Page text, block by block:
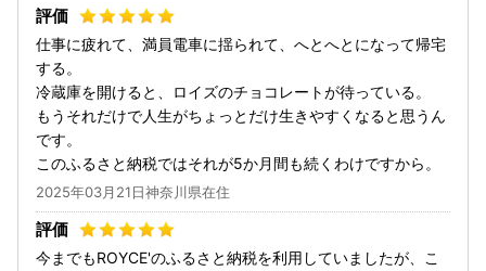
仕事に疲れて、満員電車に揺られて、へとへとになって帰宅
する。
冷蔵庫を開けると、ロイズのチョコレートが待っている。
もうそれだけで人生がちょっとだけ生きやすくなると思うん
です。
このふるさと納税ではそれが5か月間も続くわけですから。
2025年03月21日神奈川県在住
今までもROYCE'のふるさと納税を利用していましたが、こ